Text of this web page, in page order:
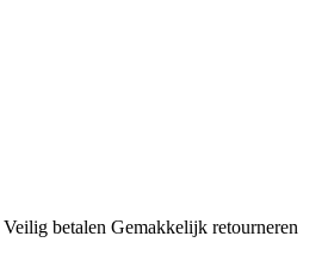
Veilig betalen Gemakkelijk retourneren